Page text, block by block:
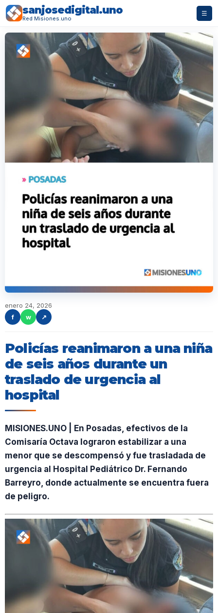
sanjosedigital.uno
Red Misiones.uno
☰
enero 24, 2026
f
w ↗
Policías reanimaron a una niña
de seis años durante un
traslado de urgencia al
hospital
MISIONES.UNO | En Posadas, efectivos de la
Comisaría Octava lograron estabilizar a una
menor que se descompensó y fue trasladada de
urgencia al Hospital Pediátrico Dr. Fernando
Barreyro, donde actualmente se encuentra fuera
de peligro.